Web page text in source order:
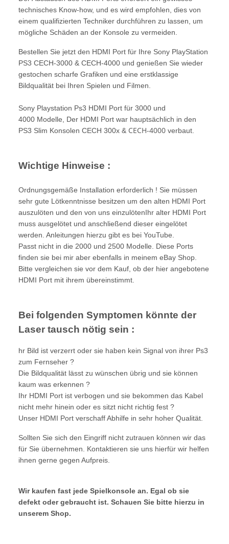
technisches Know-how, und es wird empfohlen, dies von
einem qualifizierten Techniker durchführen zu lassen, um
mögliche Schäden an der Konsole zu vermeiden.
Bestellen Sie jetzt den HDMI Port für Ihre Sony PlayStation
PS3 CECH-3000 & CECH-4000 und genießen Sie wieder
gestochen scharfe Grafiken und eine erstklassige
Bildqualität bei Ihren Spielen und Filmen.
Sony Playstation Ps3 HDMI Port für 3000 und
4000 Modelle, Der HDMI Port war hauptsächlich in den
PS3 Slim Konsolen CECH 300x & CECH-4000 verbaut.
Wichtige Hinweise :
Ordnungsgemäße Installation erforderlich ! Sie müssen
sehr gute Lötkenntnisse besitzen um den alten HDMI Port
auszulöten und den von uns einzulötenIhr alter HDMI Port
muss ausgelötet und anschließend dieser eingelötet
werden. Anleitungen hierzu gibt es bei YouTube.
Passt nicht in die 2000 und 2500 Modelle. Diese Ports
finden sie bei mir aber ebenfalls in meinem eBay Shop.
Bitte vergleichen sie vor dem Kauf, ob der hier angebotene
HDMI Port mit ihrem übereinstimmt.
Bei folgenden Symptomen könnte der
Laser tausch nötig sein :
hr Bild ist verzerrt oder sie haben kein Signal von ihrer Ps3
zum Fernseher ?
Die Bildqualität lässt zu wünschen übrig und sie können
kaum was erkennen ?
Ihr HDMI Port ist verbogen und sie bekommen das Kabel
nicht mehr hinein oder es sitzt nicht richtig fest ?
Unser HDMI Port verschaff Abhilfe in sehr hoher Qualität.
Sollten Sie sich den Eingriff nicht zutrauen können wir das
für Sie übernehmen. Kontaktieren sie uns hierfür wir helfen
ihnen gerne gegen Aufpreis.
Wir kaufen fast jede Spielkonsole an. Egal ob sie
defekt oder gebraucht ist. Schauen Sie bitte hierzu in
unserem Shop.